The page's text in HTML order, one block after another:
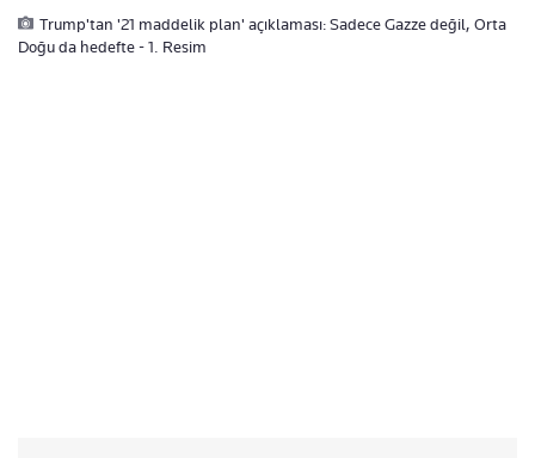
Trump'tan '21 maddelik plan' açıklaması: Sadece Gazze değil, Orta
Doğu da hedefte - 1. Resim